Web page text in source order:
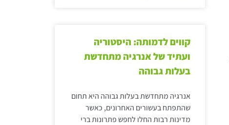
קווים לדמותה: היסטוריה
ועתיד של אנרגיה מתחדשת
בעלות גבוהה
אנרגיה מתחדשת בעלות גבוהה היא תחום
שהתפתח בעשורים האחרונים, כאשר
מדינות רבות החלו לחפש פתרונות ברי